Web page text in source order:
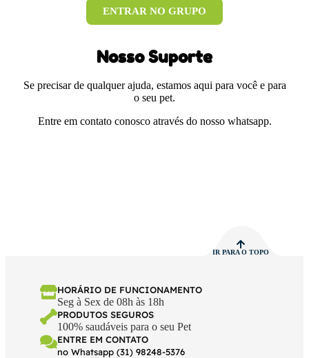
ENTRAR NO GRUPO
Nosso Suporte
Se precisar de qualquer ajuda, estamos aqui para você e para
o seu pet.
Entre em contato conosco através do nosso whatsapp.
IR PARA O TOPO
HORÁRIO DE FUNCIONAMENTO
Seg à Sex de 08h às 18h
PRODUTOS SEGUROS
100% saudáveis para o seu Pet
ENTRE EM CONTATO
no Whatsapp (31) 98248-5376